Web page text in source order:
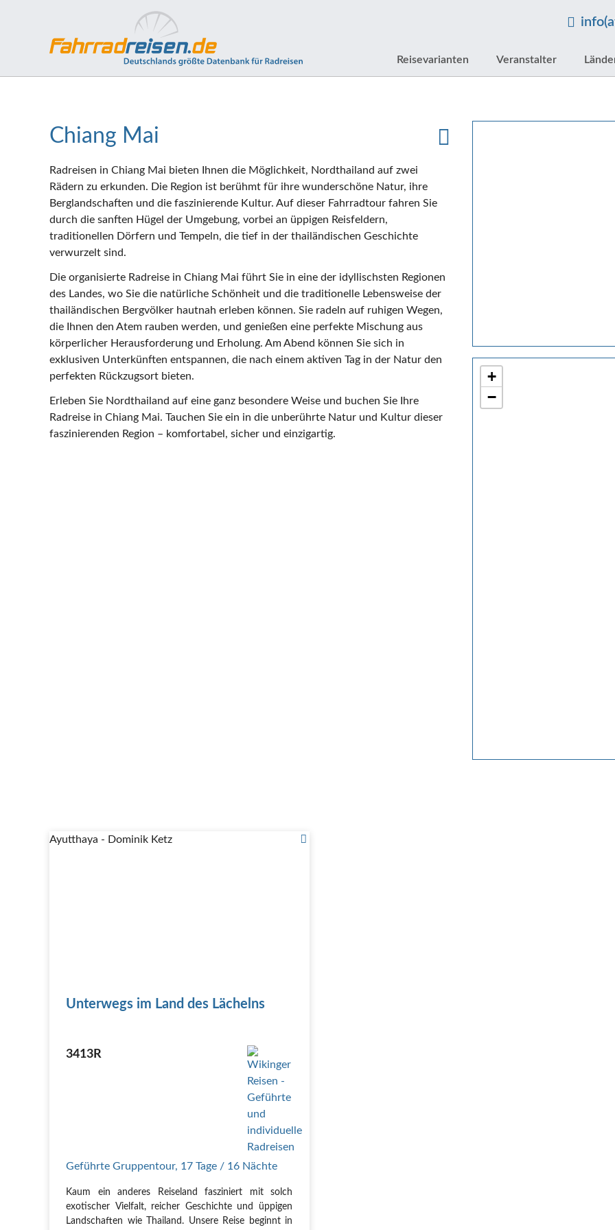
Reisevarianten Veranstalter
+
−
Chiang Mai
Radreisen in Chiang Mai bieten Ihnen die Möglichkeit, Nordthailand auf zwei
Rädern zu erkunden. Die Region ist berühmt für ihre wunderschöne Natur, ihre
Berglandschaften und die faszinierende Kultur. Auf dieser Fahrradtour fahren Sie
durch die sanften Hügel der Umgebung, vorbei an üppigen Reisfeldern,
traditionellen Dörfern und Tempeln, die tief in der thailändischen Geschichte
verwurzelt sind.
Die organisierte Radreise in Chiang Mai führt Sie in eine der idyllischsten Regionen
des Landes, wo Sie die natürliche Schönheit und die traditionelle Lebensweise der
thailändischen Bergvölker hautnah erleben können. Sie radeln auf ruhigen Wegen,
die Ihnen den Atem rauben werden, und genießen eine perfekte Mischung aus
körperlicher Herausforderung und Erholung. Am Abend können Sie sich in
exklusiven Unterkünften entspannen, die nach einem aktiven Tag in der Natur den
perfekten Rückzugsort bieten.
Erleben Sie Nordthailand auf eine ganz besondere Weise und buchen Sie Ihre
Radreise in Chiang Mai. Tauchen Sie ein in die unberührte Natur und Kultur dieser
faszinierenden Region – komfortabel, sicher und einzigartig.
Ayutthaya - Dominik Ketz
Unterwegs im Land des Lächelns
3413R
Geführte Gruppentour, 17 Tage / 16 Nächte
Kaum ein anderes Reiseland fasziniert mit solch
exotischer Vielfalt, reicher Geschichte und üppigen
Landschaften wie Thailand. Unsere Reise beginnt in